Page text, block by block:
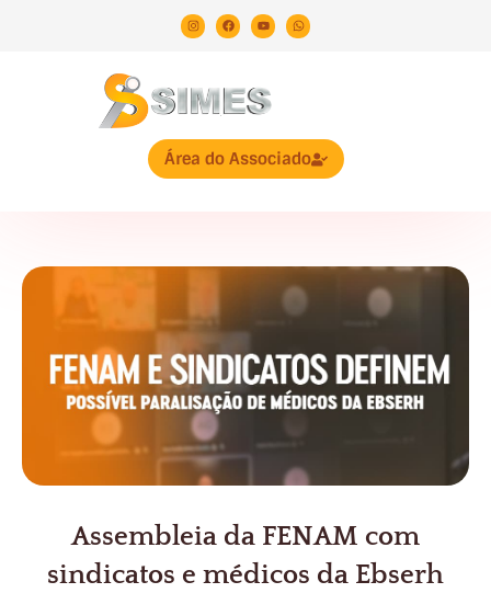
Área do Associado
Assembleia da FENAM com
sindicatos e médicos da Ebserh